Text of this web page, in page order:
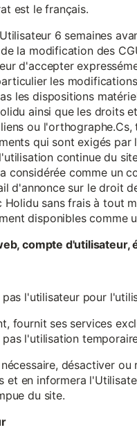
est le français.
6 semaines
la modification des
d'accepter
les
les dispositions
ainsi que les droits
ou
qui sont exigés
continue du
considérée comme un
d'annonce sur le droit
sans frais à tout
disponibles comme
compte d'utilisateur,
pas l'utilisateur pour
fournit ses services
l'utilisation
désactiver
et en informera
du site.